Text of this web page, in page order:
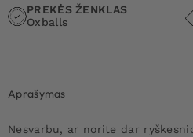
PREKĖS ŽENKLAS
Oxballs
Aprašymas
Nesvarbu, ar norite dar